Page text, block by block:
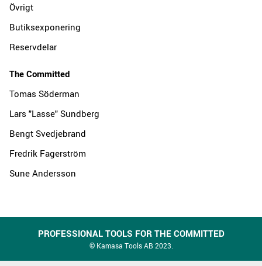
Övrigt
Butiksexponering
Reservdelar
The Committed
Tomas Söderman
Lars "Lasse" Sundberg
Bengt Svedjebrand
Fredrik Fagerström
Sune Andersson
PROFESSIONAL TOOLS FOR THE COMMITTED
© Kamasa Tools AB 2023.